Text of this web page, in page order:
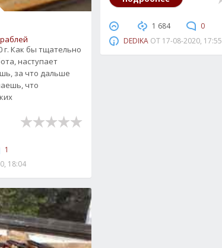
г. Как бы тщательно
наступает
за что дальше
что
1
18:04
1 684
0
DEDIKA ОТ 17-08-2020, 17:55